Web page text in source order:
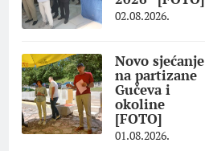
02.08.2026.
Novo sjećanje
na partizane
Gučeva i
okoline
[FOTO]
01.08.2026.